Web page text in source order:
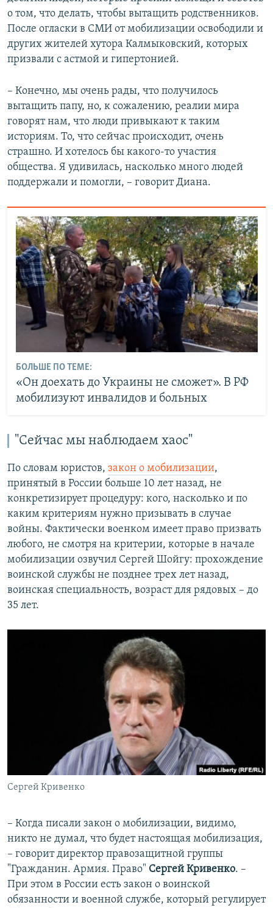
о том, что делать, чтобы вытащить родственников.
После огласки в СМИ от мобилизации освободили и
других жителей хутора Калмыковский, которых
призвали с астмой и гипертонией.
– Конечно, мы очень рады, что получилось
вытащить папу, но, к сожалению, реалии мира
говорят нам, что люди привыкают к таким
историям. То, что сейчас происходит, очень
страшно. И хотелось бы какого-то участия
общества. Я удивилась, насколько много людей
поддержали и помогли, – говорит Диана.
БОЛЬШЕ ПО ТЕМЕ:
«Он доехать до Украины не сможет». В РФ
мобилизуют инвалидов и больных
"Сейчас мы наблюдаем хаос"
По словам юристов, закон о мобилизации,
принятый в России больше 10 лет назад, не
конкретизирует процедуру: кого, насколько и по
каким критериям нужно призывать в случае
войны. Фактически военком имеет право призвать
любого, не смотря на критерии, которые в начале
мобилизации озвучил Сергей Шойгу: прохождение
воинской службы не позднее трех лет назад,
воинская специальность, возраст для рядовых – до
35 лет.
Сергей Кривенко
– Когда писали закон о мобилизации, видимо,
никто не думал, что будет настоящая мобилизация,
– говорит директор правозащитной группы
"Гражданин. Армия. Право" Сергей Кривенко. –
При этом в России есть закон о воинской
обязанности и военной службе, который регулирует